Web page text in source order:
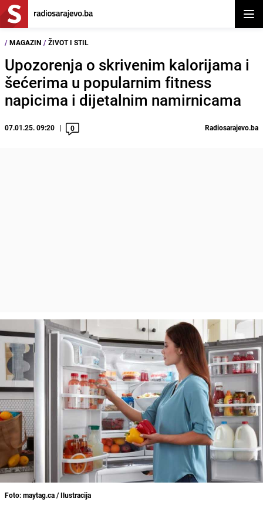
/ MAGAZIN / ŽIVOT I STIL
Upozorenja o skrivenim kalorijama i
šećerima u popularnim fitness
napicima i dijetalnim namirnicama
07.01.25. 09:20 0 Radiosarajevo.ba
Foto: maytag.ca / Ilustracija